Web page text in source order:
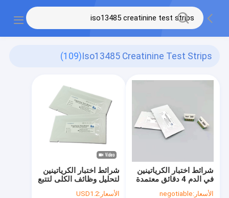
Iso13485 Creatinine Test Strips
(109)
شرائط اختبار الكرياتينين
لتحليل وظائف الكلى لتتبع
صحة الكلى
الأسعار:USD1.2
شرائط اختبار الكرياتينين
في الدم 4 دقائق معتمدة
من ISO13485
الأسعار:negotiable